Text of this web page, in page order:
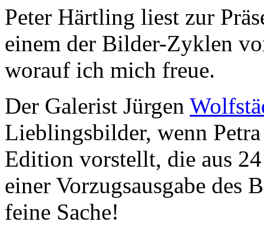
Peter Härtling liest zur
einem der Bilder-Zyklen
worauf ich mich freue.
Der Galerist Jürgen
Lieblingsbilder, wenn
Edition vorstellt, die aus
einer Vorzugsausgabe des
feine Sache!